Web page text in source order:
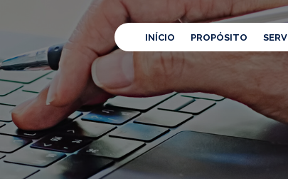
INÍCIO PROPÓSITO